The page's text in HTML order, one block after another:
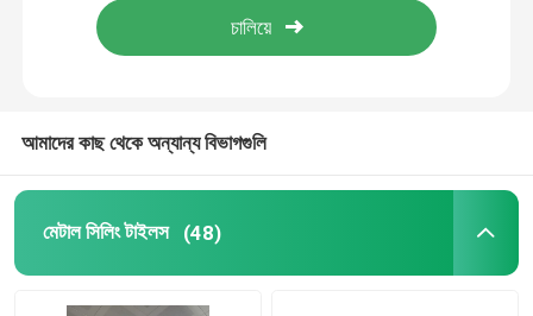
আমাদের কাছ থেকে অন্যান্য বিভাগগুলি
মেটাল সিলিং টাইলস (48)